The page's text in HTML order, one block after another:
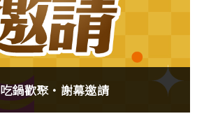
吃鍋歡聚・謝幕邀請